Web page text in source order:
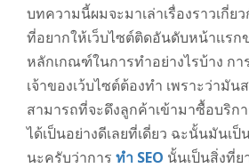
บทความนี้ผมจะมาเล่าเรื่องราวเกี่ย
ที่อยากให้เว็บไซต์ติดอันดับหน้าเเร
หลักเกณฑ์ในการทำอย่างไรบ้าง กา
เจ้าของเว้บไซต์ต้องทำ เพราะว่ามั
สามารถที่จะดึงลูกค้าเข้ามาซื้อบริกา
ได้เป็นอย่างดีเลยที่เดี่ยว ฉะนั้นมันเป็
นะครับว่าการ ทำ SEO นั้นเป็นสิ่งที่ย